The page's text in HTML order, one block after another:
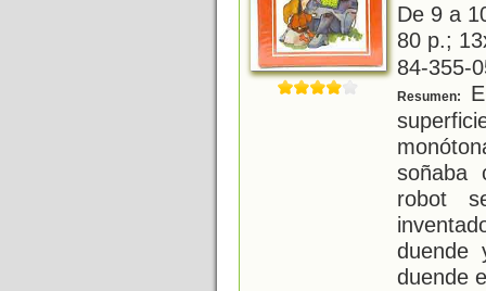
De 9 a
80 p.;
84-355-
Resumen:
soñaba
robot
duende
duende